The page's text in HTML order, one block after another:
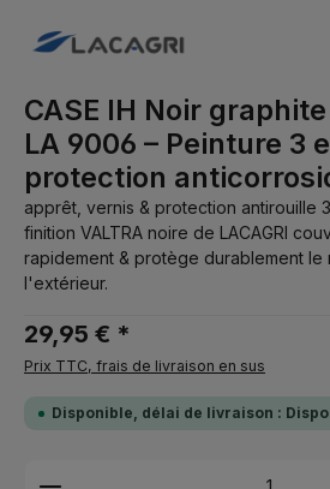
CASE IH Noir graphite
LA 9006 – Peinture 3
protection
apprêt, vernis & protection antirouille
finition VALTRA noire de LACAGRI
rapidement & protège durablement le
l'extérieur.
29,95 € *
Prix TTC, frais de livraison en sus
Disponible, délai de livraison :
Quantité de produit : Entrez